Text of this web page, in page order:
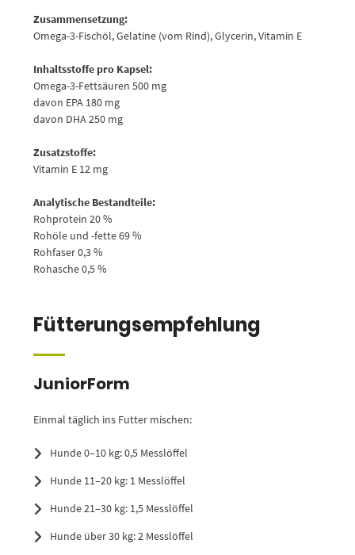
Zusammensetzung:
Omega-3-Fischöl, Gelatine (vom Rind), Glycerin, Vitamin E
Inhaltsstoffe pro Kapsel:
Omega-3-Fettsäuren 500 mg
davon EPA 180 mg
davon DHA 250 mg
Zusatzstoffe:
Vitamin E 12 mg
Analytische Bestandteile:
Rohprotein 20 %
Rohöle und -fette 69 %
Rohfaser 0,3 %
Rohasche 0,5 %
Fütterungsempfehlung
JuniorForm
Einmal täglich ins Futter mischen:
Hunde 0–10 kg: 0,5 Messlöffel
Hunde 11–20 kg: 1 Messlöffel
Hunde 21–30 kg: 1,5 Messlöffel
Hunde über 30 kg: 2 Messlöffel